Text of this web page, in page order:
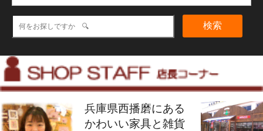
検索
兵庫県西播磨にある
かわいい家具と雑貨